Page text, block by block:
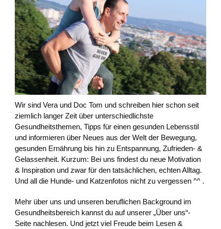
Wir sind Vera und Doc Tom und schreiben hier schon seit
ziemlich langer Zeit über unterschiedlichste
Gesundheitsthemen, Tipps für einen gesunden Lebensstil
und informieren über Neues aus der Welt der Bewegung,
gesunden Ernährung bis hin zu Entspannung, Zufrieden- &
Gelassenheit. Kurzum: Bei uns findest du neue Motivation
& Inspiration und zwar für den tatsächlichen, echten Alltag.
Und all die Hunde- und Katzenfotos nicht zu vergessen ^^ .
Mehr über uns und unseren beruflichen Background im
Gesundheitsbereich kannst du auf unserer „Über uns“-
Seite nachlesen. Und jetzt viel Freude beim Lesen &